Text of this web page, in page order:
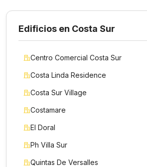
Edificios en Costa Sur
Centro Comercial Costa Sur
Costa Linda Residence
Costa Sur Village
Costamare
El Doral
Ph Villa Sur
Quintas De Versalles